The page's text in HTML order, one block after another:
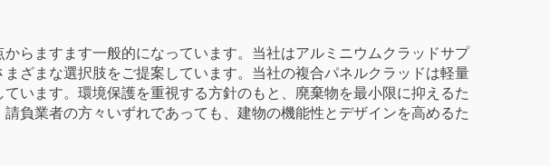
らますます一般的になっています。当社はアルミニウムクラッドサプ
ざまな選択肢をご提案しています。当社の複合パネルクラッドは軽量
います。環境保護を重視する方針のもと、廃棄物を最小限に抑えるた
負業者の方々いずれであっても、建物の機能性とデザインを高めるた